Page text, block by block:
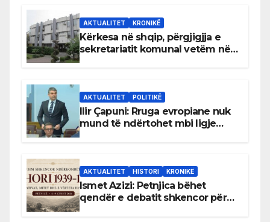
AKTUALITET KRONIKË
Kërkesa në shqip, përgjigjja e
sekretariatit komunal vetëm në
AKTUALITET POLITIKË
Ilir Çapuni: Rruga evropiane nuk
mund të ndërtohet mbi ligje
AKTUALITET HISTORI KRONIKË
Ismet Azizi: Petnjica bëhet
qendër e debatit shkencor për